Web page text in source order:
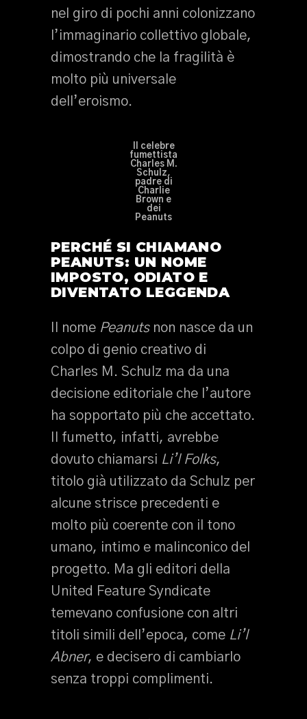
nel giro di pochi anni colonizzano
l’immaginario collettivo globale,
dimostrando che la fragilità è
molto più universale
dell’eroismo.
Il celebre
fumettista
Charles M.
Schulz,
padre di
Charlie
Brown e
dei
Peanuts
PERCHÉ SI CHIAMANO
PEANUTS: UN NOME
IMPOSTO, ODIATO E
DIVENTATO LEGGENDA
Il nome Peanutsnon nasce da un
colpo di genio creativo di
Charles M. Schulz ma da una
decisione editoriale che l’autore
ha sopportato più che accettato.
Il fumetto, infatti, avrebbe
dovuto chiamarsi Li’l Folks,
titolo già utilizzato da Schulz per
alcune strisce precedenti e
molto più coerente con il tono
umano, intimo e malinconico del
progetto. Ma gli editori della
United Feature Syndicate
temevano confusione con altri
titoli simili dell’epoca, come Li’l
Abner, e decisero di cambiarlo
senza troppi complimenti.